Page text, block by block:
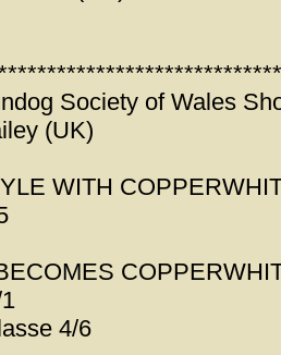
Society of Wales
(UK)
WITH
4/6